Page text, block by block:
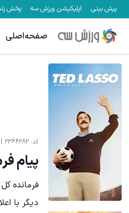
پیش بینی اپلیکیشن ورزش سه پخش
صفحه‌اصلی
کد: 2366282
پیام
فرمانده
دیگر با
شرکت